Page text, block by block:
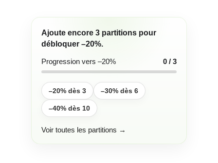
Ajoute encore 3 partitions pour
débloquer –20%.
Progression vers –20% 0 / 3
–20% dès 3 –30% dès 6
–40% dès 10
Voir toutes les partitions →